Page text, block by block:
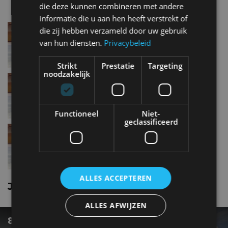
Jaguar E paceD150
Jaguar E paceP300
Jaguar E paceD180
Jaguar E pace nieuws
8 REDENEN WAAROM DE F-PACE DE
die deze kunnen combineren met andere
informatie die u aan hen heeft verstrekt of
die zij hebben verzameld door uw gebruik
van hun diensten. Privacybeleid
Strikt
noodzakelijk
Prestatie Targeting
Functioneel
Niet-
geclassificeerd
ALLES ACCEPTEREN
ALLES AFWIJZEN